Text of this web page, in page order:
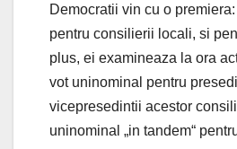
Democratii vin cu o
pentru consilierii locali, si
plus, ei examineaza la ora
vot uninominal pentru
vicepresedintii acestor
uninominal „in tandem“